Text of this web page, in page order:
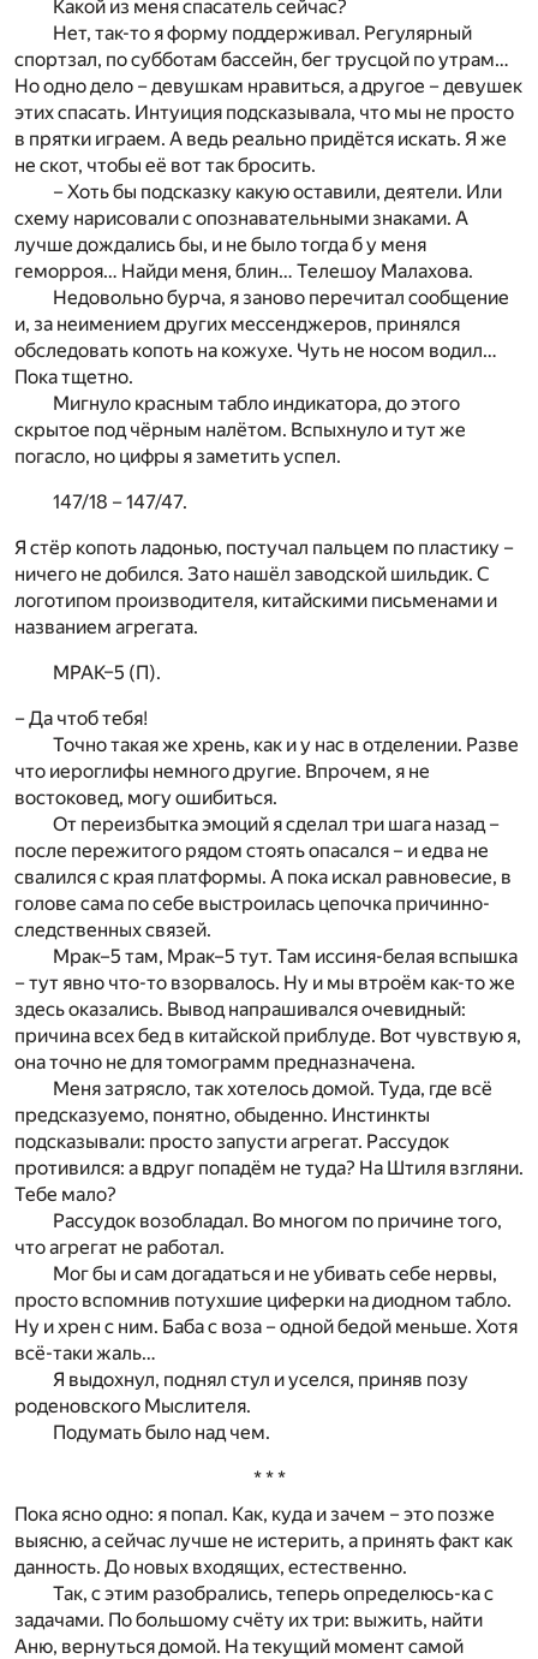
Какой из меня спасатель сейчас?
Нет, так-то я форму поддерживал. Регулярный
спортзал, по субботам бассейн, бег трусцой по утрам…
Но одно дело – девушкам нравиться, а другое – девушек
этих спасать. Интуиция подсказывала, что мы не просто
в прятки играем. А ведь реально придётся искать. Я же
не скот, чтобы её вот так бросить.
– Хоть бы подсказку какую оставили, деятели. Или
схему нарисовали с опознавательными знаками. А
лучше дождались бы, и не было тогда б у меня
геморроя… Найди меня, блин… Телешоу Малахова.
Недовольно бурча, я заново перечитал сообщение
и, за неимением других мессенджеров, принялся
обследовать копоть на кожухе. Чуть не носом водил…
Пока тщетно.
Мигнуло красным табло индикатора, до этого
скрытое под чёрным налётом. Вспыхнуло и тут же
погасло, но цифры я заметить успел.
147/18 – 147/47.
Я стёр копоть ладонью, постучал пальцем по пластику –
ничего не добился. Зато нашёл заводской шильдик. С
логотипом производителя, китайскими письменами и
названием агрегата.
МРАК–5 (П).
– Да чтоб тебя!
Точно такая же хрень, как и у нас в отделении. Разве
что иероглифы немного другие. Впрочем, я не
востоковед, могу ошибиться.
От переизбытка эмоций я сделал три шага назад –
после пережитого рядом стоять опасался – и едва не
свалился с края платформы. А пока искал равновесие, в
голове сама по себе выстроилась цепочка причинно-
следственных связей.
Мрак–5 там, Мрак–5 тут. Там иссиня-белая вспышка
– тут явно что-то взорвалось. Ну и мы втроём как-то же
здесь оказались. Вывод напрашивался очевидный:
причина всех бед в китайской приблуде. Вот чувствую я,
она точно не для томограмм предназначена.
Меня затрясло, так хотелось домой. Туда, где всё
предсказуемо, понятно, обыденно. Инстинкты
подсказывали: просто запусти агрегат. Рассудок
противился: а вдруг попадём не туда? На Штиля взгляни.
Тебе мало?
Рассудок возобладал. Во многом по причине того,
что агрегат не работал.
Мог бы и сам догадаться и не убивать себе нервы,
просто вспомнив потухшие циферки на диодном табло.
Ну и хрен с ним. Баба с воза – одной бедой меньше. Хотя
всё-таки жаль…
Я выдохнул, поднял стул и уселся, приняв позу
роденовского Мыслителя.
Подумать было над чем.
* * *
Пока ясно одно: я попал. Как, куда и зачем – это позже
выясню, а сейчас лучше не истерить, а принять факт как
данность. До новых входящих, естественно.
Так, с этим разобрались, теперь определюсь-ка с
задачами. По большому счёту их три: выжить, найти
Аню, вернуться домой. На текущий момент самой